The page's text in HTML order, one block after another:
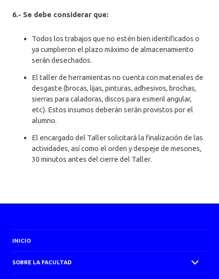
6.- Se debe considerar que:
Todos los trabajos que no estén bien identificados o
ya cumplieron el plazo máximo de almacenamiento
serán desechados.
El taller de herramientas no cuenta con materiales de
desgaste (brocas, lijas, pinturas, adhesivos, brochas,
sierras para caladoras, discos para esmeril angular,
etc). Estos insumos deberán serán provistos por el
alumno.
El encargado del Taller solicitará la finalización de las
actividades, así como el orden y despeje de mesones,
30 minutos antes del cierre del Taller.
INICIO
SOBRE LA FACULTAD